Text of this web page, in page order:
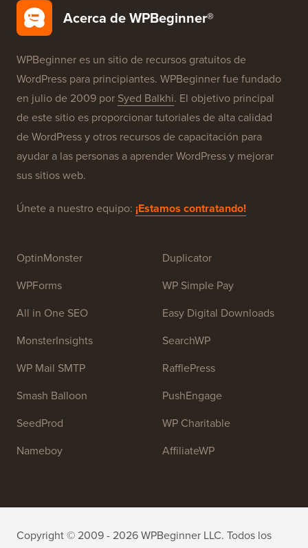
Acerca de WPBeginner®
WPBeginner es un sitio de recursos gratuitos de
WordPress para principiantes. WPBeginner fue fundado
en julio de 2009 por Syed Balkhi. El objetivo principal
de este sitio es proporcionar tutoriales de alta calidad
de WordPress y otros recursos de capacitación para
ayudar a las personas a aprender WordPress y mejorar
sus sitios web.
Únete a nuestro equipo: ¡Estamos contratando!
OptinMonster
WPForms
All in One SEO
MonsterInsights
WP Mail SMTP
Smash Balloon
SeedProd
Nameboy
Duplicator
WP Simple Pay
Easy Digital Downloads
SearchWP
RafflePress
PushEngage
WP Charitable
AffiliateWP
Copyright © 2009 - 2026 WPBeginner LLC. Todos los